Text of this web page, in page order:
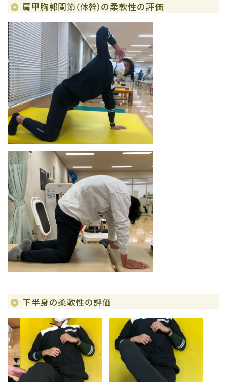
肩甲胸郭関節（体幹）の柔軟性の評価
下半身の柔軟性の評価